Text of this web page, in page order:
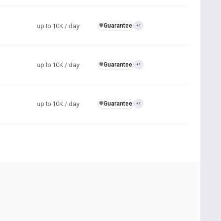
up to 10K / day ️🛡️Guarantee +1
up to 10K / day ️🛡️Guarantee +1
up to 10K / day ️🛡️Guarantee +1